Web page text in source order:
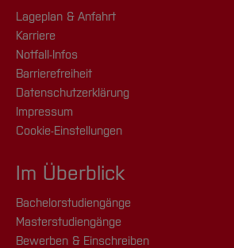
Lageplan & Anfahrt
Karriere
Notfall-Infos
Barrierefreiheit
Datenschutzerklärung
Impressum
Cookie-Einstellungen
Im Überblick
Bachelorstudiengänge
Masterstudiengänge
Bewerben & Einschreiben